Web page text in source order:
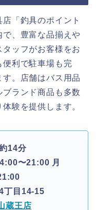
「釣具のポイント
、豊富な品揃えや
ッフがお客様をお
便利で駐車場も完
。店舗はバス用品
ランド商品も多数
験を提供します。
14分
〜21:00 月
丁目14-15
蔵王店